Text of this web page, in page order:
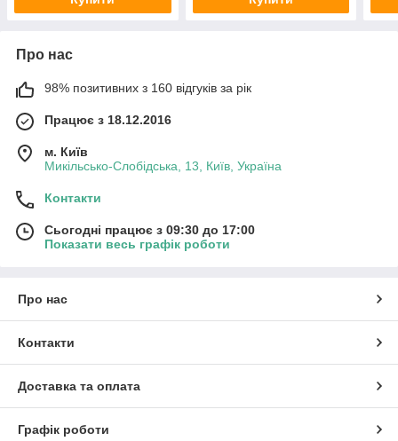
Про нас
98% позитивних з 160 відгуків за рік
Працює з 18.12.2016
м. Київ
Микільсько-Слобідська, 13, Київ, Україна
Контакти
Сьогодні працює з 09:30 до 17:00
Показати весь графік роботи
Про нас
Контакти
Доставка та оплата
Графік роботи